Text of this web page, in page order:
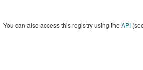
You can also access this registry using the API